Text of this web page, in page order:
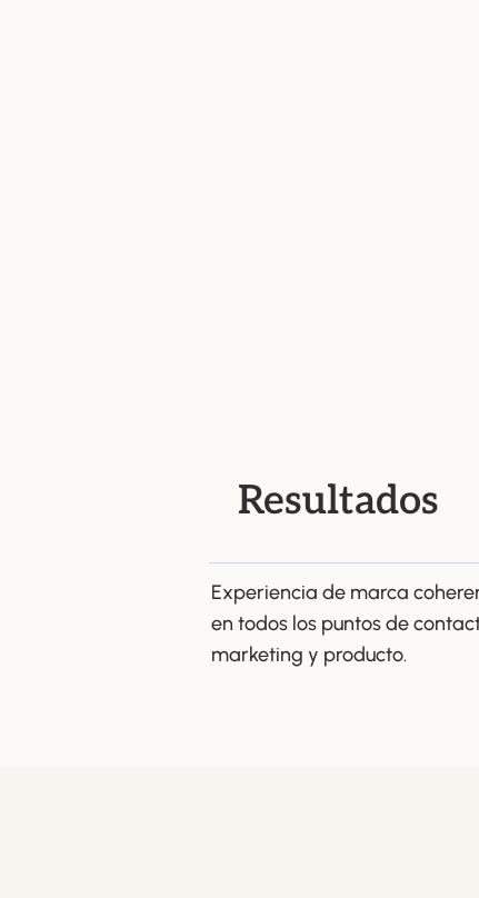
Resultados
Experiencia de marca
en todos los puntos de
marketing y producto.